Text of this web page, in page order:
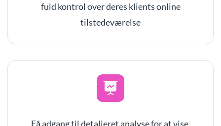
fuld kontrol over deres klients online
tilstedeværelse
Få adgang til detaljeret analyse for at vise,